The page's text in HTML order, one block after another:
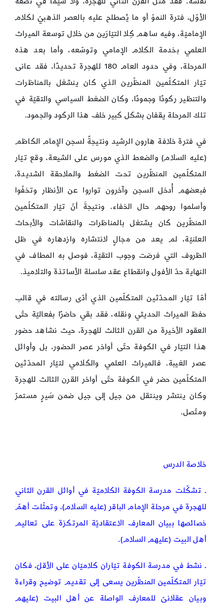
الأوّل، فترة النموّ أو ما يُصطلح عليه بالعصر الذهبيّ لكلام
الإماميّة، وفيه ساهم كِلا التيّارَين من خلال توسعة الميراث
العلمي بخدمة الكلام الإمامي وتوسّعه، وأما بعد هذه
المرحلة، وفي حدود العام 180 للهجرة تحديدًا، فقد عانى
تيّار المتكلّمين المنظّرين الذي كان ينشغل بالمناظرات
والتنظير ركودًا وجمودًا، وكان الضغط السياسي والتقيّة في
تلك المرحلة يقفان بشكل كبير خلف هذا الركود والجمود.
في فترة خلافة هارون الرشيد ونتيجةً لسجن الإمام الكاظم
(عليه السلام) والضعط الذي مورس على الشيعة، وقع تيّار
المتكلّمين المنظّرين تحت الضغط والملاحقة الشديدة،
فبعضهم أُدخل السجن وآخرون تواروا عن الأنظار وتخفّوا
وأسلموا روحهم حال الخفاء. ونتيجةَ أنّ تيّار المتكلّمين
المنظّرين كان يشتغل بالمناظرات والنقاشات والأبحاث
العلنيّة، لم يعد من مجالٍ لانتشاره وازدهاره في ظل
الظروف التي فرضت وجوب التقيّة، فوصل به المطاف في
النهاية حدّ الأفول وانقطاع عقد سلسلة الأساتذة والتلاميذ.
أمّا تيّار المحدّثين المتكلّمين الذي أدّى رسالته في قالب
حفظ الميراث الحديثي ونقله، فقد بقي حاضرًا بفعاليّة حتّى
العقود الأخيرة من القرن الثالث للهجرة، حيث نشاهد حضور
هذا التيّار في الكوفة حتّى أواخر عصر الحضور، بل وأوائل
عصر الغيبة. فالميراث العلمي والكلامي لتيّار المحدّثين
المتكلّمين حضر في الكوفة حتّى أواخر القرن الثالث للهجرة
وكان ينتشر وينتقل من جيل إلى جيل ضمن سَيرٍ مستمرّ
ومتّصل.
خلاصة الدرس
ـ تشكّلت مدرسة الكوفة الكلاميّة في أوائل القرن الثاني
للهجرة في مرحلة الإمام الباقر (عليه السلام)، وتمثّلت أهمّ
خصائصها ببيان المعارف الاعتقاديّة المرتكزة على تعاليم
أهل البيت (عليهم السلام).
ـ نشط في مدرسة الكوفة تيّاران كلاميّان على الأقلّ، فكان
تيّار المتكلّمين المنظّرين يسعى إلى تقديم توضيح وقراءة
وبيان عقلانيّ للمعارف الواصلة عن أهل البيت (عليهم